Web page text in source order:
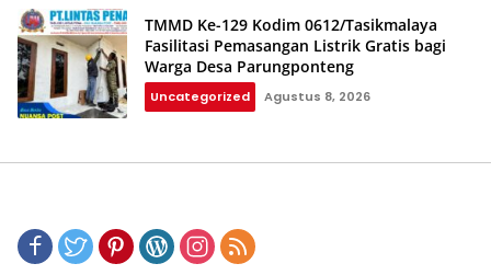
TMMD Ke-129 Kodim 0612/Tasikmalaya
Fasilitasi Pemasangan Listrik Gratis bagi
Warga Desa Parungponteng
Uncategorized Agustus 8, 2026